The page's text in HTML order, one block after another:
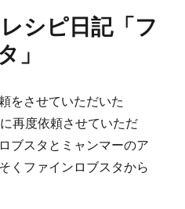
ド
記
【LastPart】』
を
稿
シピ日記「フ
」
をさせていただいた
再度依頼させていただ
ブスタとミャンマーのア
くファインロブスタから